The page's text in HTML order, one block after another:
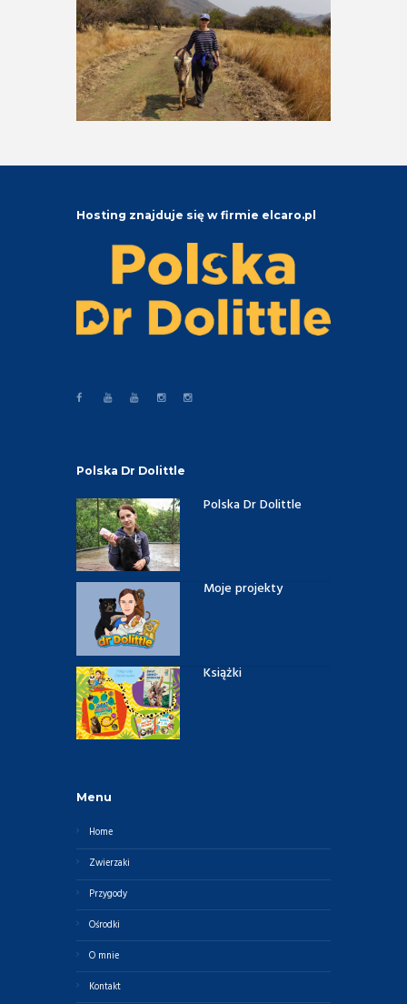
Hosting znajduje się w firmie elcaro.pl
Polska Dr Dolittle
Polska Dr Dolittle
Moje projekty
Książki
Menu
Home
Zwierzaki
Przygody
Ośrodki
O mnie
Kontakt